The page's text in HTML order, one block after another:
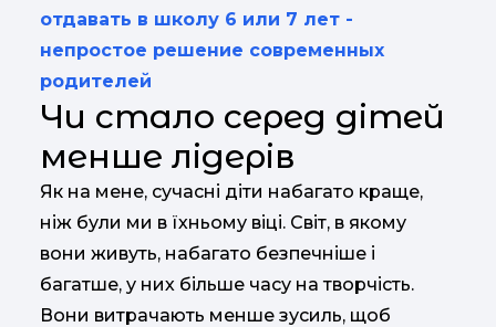
отдавать в школу 6 или 7 лет -
непростое решение современных
родителей
Чи стало серед дітей
менше лідерів
Як на мене, сучасні діти набагато краще,
ніж були ми в їхньому віці. Світ, в якому
вони живуть, набагато безпечніше і
багатше, у них більше часу на творчість.
Вони витрачають менше зусиль, щоб